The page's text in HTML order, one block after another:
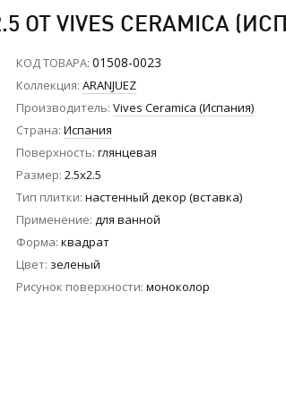
ОТ VIVES CERAMICA
КОД ТОВАРА 01508-0023
Коллекция ARANJUEZ
Производитель Vives Ceramica (Испания)
Страна Испания
Поверхность глянцевая
Размер 2.5x2.5
Тип плитки настенный декор (вставка)
Применение для ванной
Форма квадрат
Цвет зеленый
Рисунок поверхности моноколор